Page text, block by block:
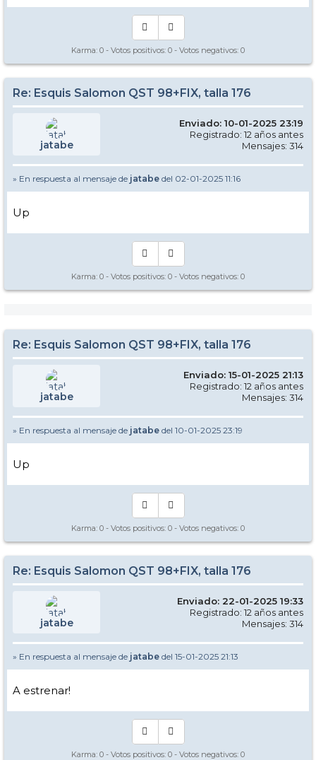
Karma: 0 - Votos positivos: 0 - Votos negativos: 0
Re: Esquis Salomon QST 98+FIX, talla 176
jatabe
Enviado: 10-01-2025 23:19
Registrado: 12 años antes
Mensajes: 314
» En respuesta al mensaje de jatabe del 02-01-2025 11:16
Up
Karma: 0 - Votos positivos: 0 - Votos negativos: 0
Re: Esquis Salomon QST 98+FIX, talla 176
jatabe
Enviado: 15-01-2025 21:13
Registrado: 12 años antes
Mensajes: 314
» En respuesta al mensaje de jatabe del 10-01-2025 23:19
Up
Karma: 0 - Votos positivos: 0 - Votos negativos: 0
Re: Esquis Salomon QST 98+FIX, talla 176
jatabe
Enviado: 22-01-2025 19:33
Registrado: 12 años antes
Mensajes: 314
» En respuesta al mensaje de jatabe del 15-01-2025 21:13
A estrenar!
Karma: 0 - Votos positivos: 0 - Votos negativos: 0